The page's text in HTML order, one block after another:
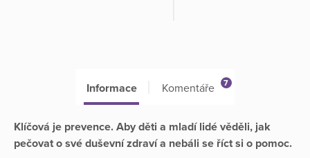
Informace Komentáře 7
Klíčová je prevence. Aby děti a mladí lidé věděli, jak
pečovat o své duševní zdraví a nebáli se říct si o pomoc.